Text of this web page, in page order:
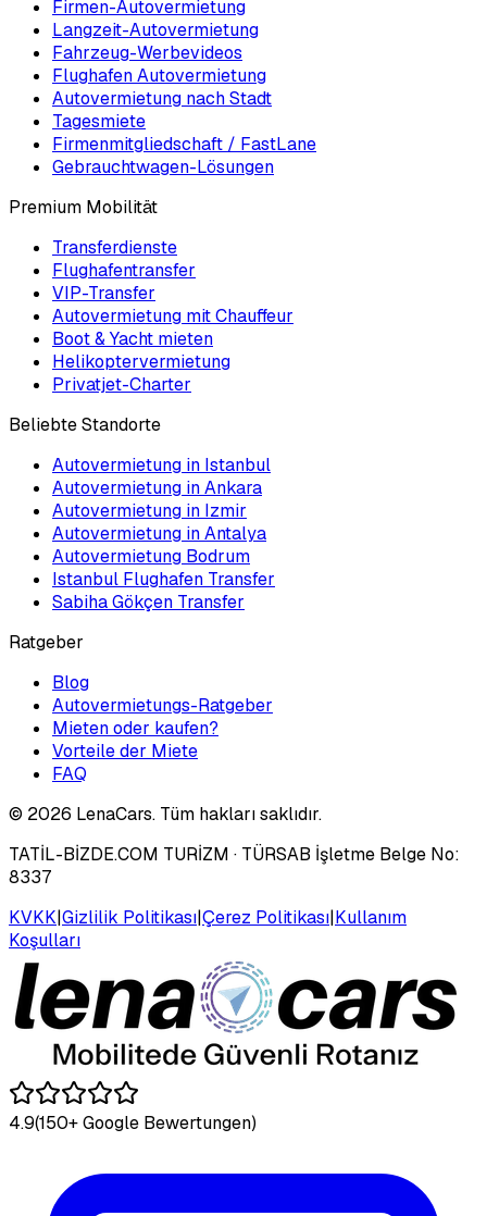
Firmen-Autovermietung
Langzeit-Autovermietung
Fahrzeug-Werbevideos
Flughafen Autovermietung
Autovermietung nach Stadt
Tagesmiete
Firmenmitgliedschaft / FastLane
Gebrauchtwagen-Lösungen
Premium Mobilität
Transferdienste
Flughafentransfer
VIP-Transfer
Autovermietung mit Chauffeur
Boot & Yacht mieten
Helikoptervermietung
Privatjet-Charter
Beliebte Standorte
Autovermietung in Istanbul
Autovermietung in Ankara
Autovermietung in Izmir
Autovermietung in Antalya
Autovermietung Bodrum
Istanbul Flughafen Transfer
Sabiha Gökçen Transfer
Ratgeber
Blog
Autovermietungs-Ratgeber
Mieten oder kaufen?
Vorteile der Miete
FAQ
© 2026 LenaCars. Tüm hakları saklıdır.
TATİL-BİZDE.COM TURİZM · TÜRSAB İşletme Belge No:
8337
KVKK|Gizlilik Politikası|Çerez Politikası|Kullanım
Koşulları
4.9(150+ Google Bewertungen)